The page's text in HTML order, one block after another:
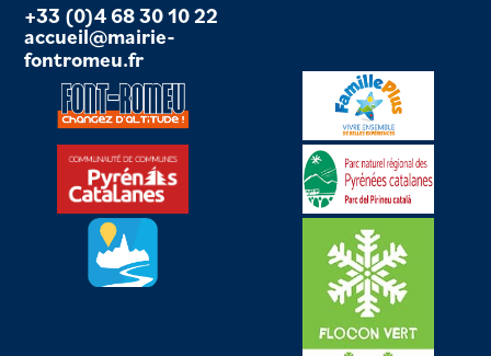
+33 (0)4 68 30 10 22
accueil@mairie-
fontromeu.fr